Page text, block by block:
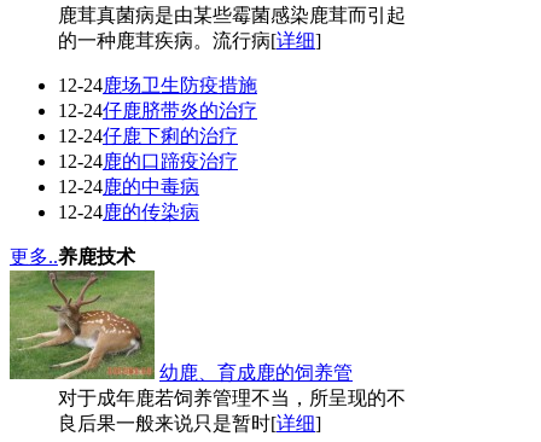
鹿茸真菌病是由某些霉菌感染鹿茸而引起
的一种鹿茸疾病。流行病[详细]
12-24鹿场卫生防疫措施
12-24仔鹿脐带炎的治疗
12-24仔鹿下痢的治疗
12-24鹿的口蹄疫治疗
12-24鹿的中毒病
12-24鹿的传染病
更多..养鹿技术
幼鹿、育成鹿的饲养管
对于成年鹿若饲养管理不当，所呈现的不
良后果一般来说只是暂时[详细]